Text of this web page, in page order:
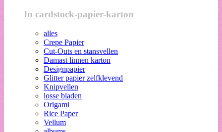
In cardstock-papier-karton
alles
Crepe Papier
Cut-Outs en stansvellen
Damast linnen karton
Designpapier
Glitter papier zelfklevend
Knipvellen
losse bladen
Origami
Rice Paper
Vellum